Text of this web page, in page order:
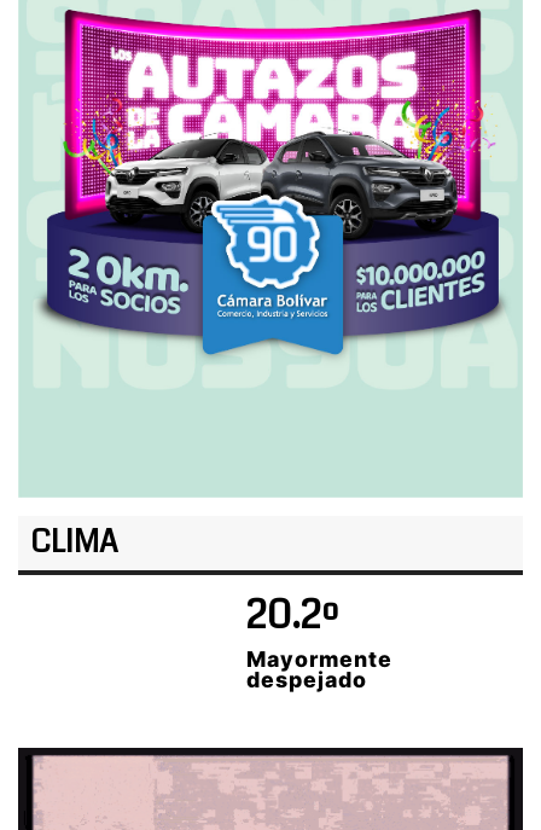
CLIMA
20.2º
Mayormente
despejado